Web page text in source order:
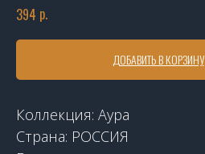
394 р.
ДОБАВИТЬ В КОРЗИНУ
Коллекция: Аура
Страна: РОССИЯ